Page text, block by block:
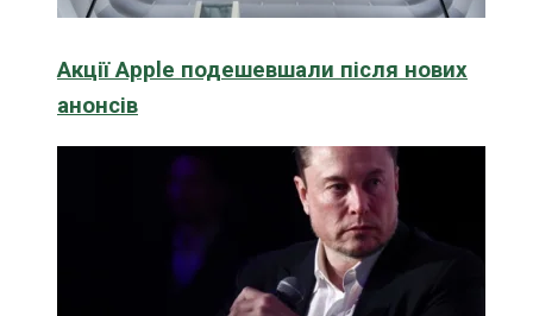
Акції Apple подешевшали після нових
анонсів